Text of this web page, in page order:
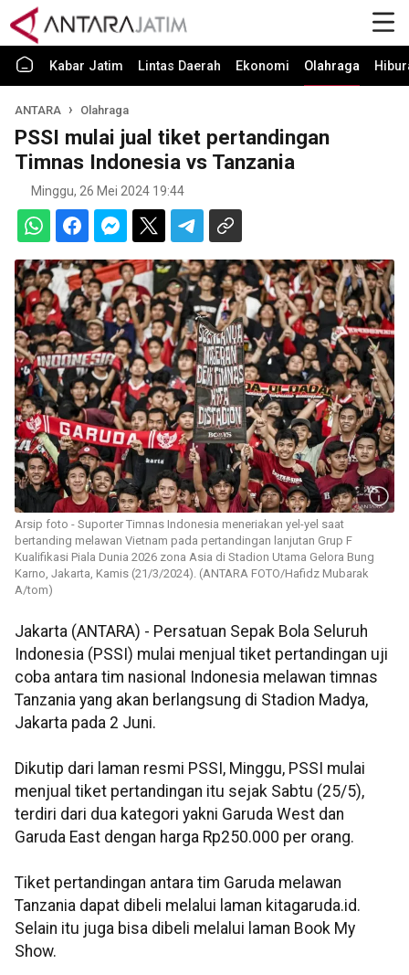
Kabar Jatim Lintas Daerah Ekonomi Olahraga
ANTARA Olahraga
PSSI mulai jual tiket pertandingan
Timnas Indonesia vs Tanzania
Minggu, 26 Mei 2024 19:44
Arsip foto - Suporter Timnas Indonesia meneriakan yel-yel saat
bertanding melawan Vietnam pada pertandingan lanjutan Grup F
Kualifikasi Piala Dunia 2026 zona Asia di Stadion Utama Gelora Bung
Karno, Jakarta, Kamis (21/3/2024). (ANTARA FOTO/Hafidz Mubarak
A/tom)
Jakarta (ANTARA) - Persatuan Sepak Bola Seluruh
Indonesia (PSSI) mulai menjual tiket pertandingan uji
coba antara tim nasional Indonesia melawan timnas
Tanzania yang akan berlangsung di Stadion Madya,
Jakarta pada 2 Juni.
Dikutip dari laman resmi PSSI, Minggu, PSSI mulai
menjual tiket pertandingan itu sejak Sabtu (25/5),
terdiri dari dua kategori yakni Garuda West dan
Garuda East dengan harga Rp250.000 per orang.
Tiket pertandingan antara tim Garuda melawan
Tanzania dapat dibeli melalui laman kitagaruda.id.
Selain itu juga bisa dibeli melalui laman Book My
Show.